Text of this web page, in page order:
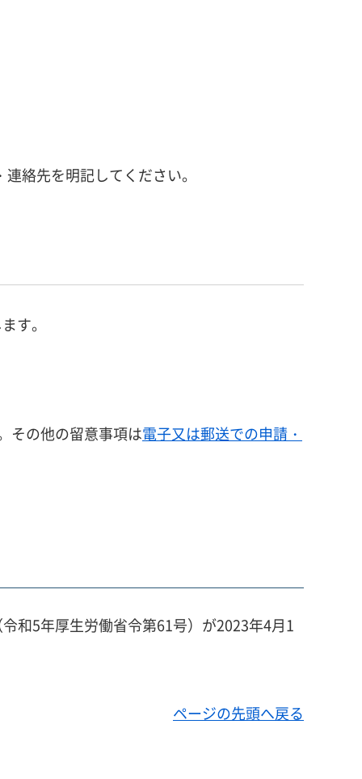
絡先を明記してください。
す。
その他の留意事項は電子又は郵送での申請・
和5年厚生労働省令第61号）が2023年4月1
ページの先頭へ戻る